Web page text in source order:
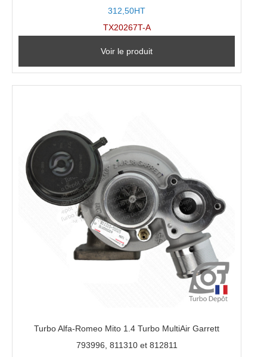
312,50HT
TX20267T-A
Voir le produit
Turbo Alfa-Romeo Mito 1.4 Turbo MultiAir Garrett
793996, 811310 et 812811